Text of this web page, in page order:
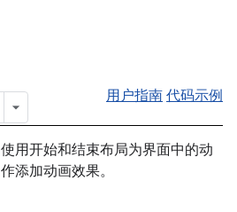
用户指南 代码示例
使用开始和结束布局为界面中的动
作添加动画效果。